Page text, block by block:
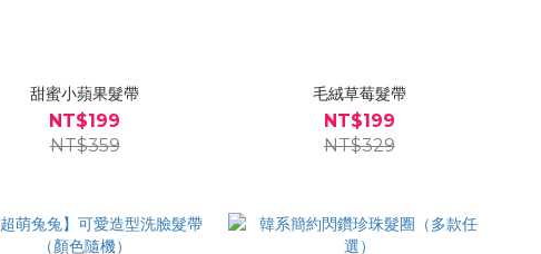
甜蜜小蘋果髮帶
NT$199
NT$359
毛絨草莓髮帶
NT$199
NT$329